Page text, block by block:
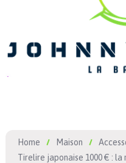
Home Maison
Tirelire japonaise 1000 € :